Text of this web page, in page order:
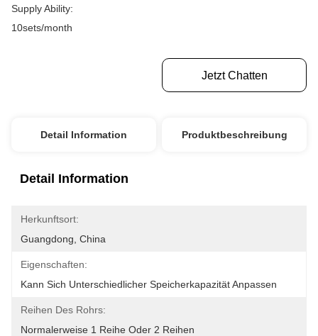
Supply Ability:
10sets/month
Jetzt Chatten
Detail Information Produktbeschreibung
Detail Information
Herkunftsort:
Guangdong, China
Eigenschaften:
Kann Sich Unterschiedlicher Speicherkapazität Anpassen
Reihen Des Rohrs:
Normalerweise 1 Reihe Oder 2 Reihen